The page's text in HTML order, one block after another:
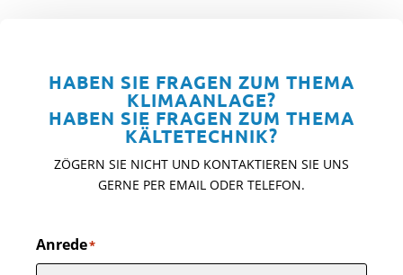
HABEN SIE FRAGEN ZUM THEMA
KLIMAANLAGE?
HABEN SIE FRAGEN ZUM THEMA
KÄLTETECHNIK?
ZÖGERN SIE NICHT UND KONTAKTIEREN SIE UNS
GERNE PER EMAIL ODER TELEFON.
Anrede*